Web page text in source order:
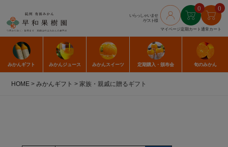
いらっしゃいませ
/ゲスト様
マイページ
0
定期カート
0
通常カート
みかんギフト みかんジュース みかんスイーツ 定期購入 ・頒布会 旬のみかん
HOME みかんギフト 家族・親戚に贈るギフト